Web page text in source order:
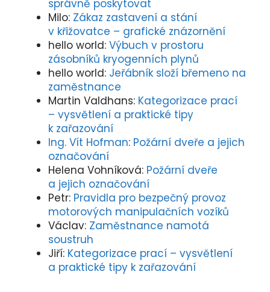
správně poskytovat
Milo: Zákaz zastavení a stání
v křižovatce – grafické znázornění
hello world: Výbuch v prostoru
zásobníků kryogenních plynů
hello world: Jeřábník složí břemeno na
zaměstnance
Martin Valdhans: Kategorizace prací
– vysvětlení a praktické tipy
k zařazování
Ing. Vít Hofman: Požární dveře a jejich
označování
Helena Vohníková: Požární dveře
a jejich označování
Petr: Pravidla pro bezpečný provoz
motorových manipulačních vozíků
Václav: Zaměstnance namotá
soustruh
Jiří: Kategorizace prací – vysvětlení
a praktické tipy k zařazování